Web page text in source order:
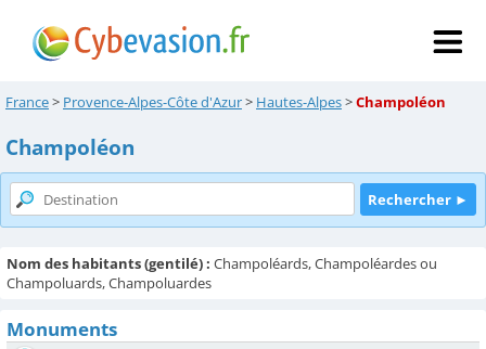
France> Provence-Alpes-Côte d'Azur> Hautes-Alpes>Champoléon
Champoléon
Nom des habitants (gentilé) : Champoléards, Champoléardes ou
Champoluards, Champoluardes
Monuments